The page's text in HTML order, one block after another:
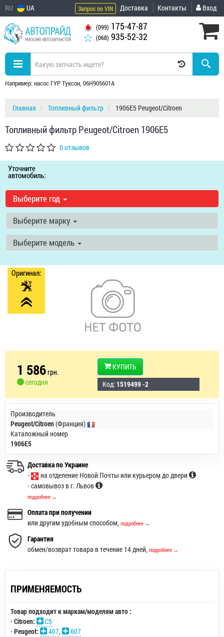
RU UA Запрос по VIN Доставка Контакты Вход
(099) 175-47-87
(068) 935-52-32
Например: насос ГУР Туксон, 06H905601A
Главная Топливный фильтр 1906E5 Peugeot/Citroen
Топливный фильтр Peugeot/Citroen 1906E5
0 отзывов
Уточните
автомобиль:
Выберите год
Выберите марку
Выберите модель
Оригинал:
1 586грн.
сегодня
КУПИТЬ
Код: 1519499 -2
Производитель
Peugeot/Citroen(Франция)
Каталожный номер
1906E5
Доставка по Украине
-
на отделение Новой Почты или курьером до двери
- самовывоз в г. Львов
подробнее →
Оплата при получении
или другим удобным способом, подробнее →
Гарантия
обмен/возврат товара в течение 14 дней, подробнее →
ПРИМЕНЯЕМОСТЬ
Товар подходит к маркам/моделям авто :
-Citroen:
C5
-Peugeot: 407,
607